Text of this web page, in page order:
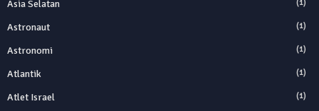
Asia Selatan (1)
Astronaut (1)
Astronomi (1)
Atlantik (1)
Atlet Israel (1)